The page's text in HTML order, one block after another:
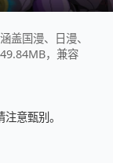
盖国漫、日漫、
，兼容
意甄别。